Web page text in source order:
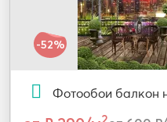
-52%
Фотообои балкон
2